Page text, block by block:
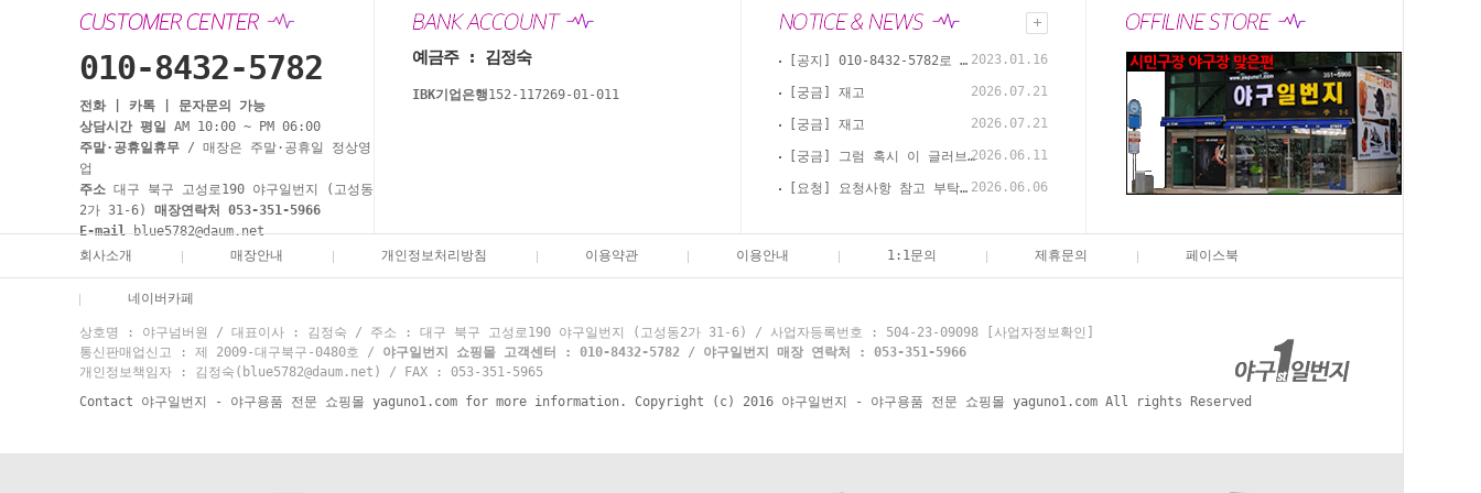
010-8432-5782
전화 | 카톡 | 문자문의 가능
상담시간 평일
AM 10:00 ~ PM 06:00
주말·공휴일휴무 / 매장은 주말·공휴일 정상영
업
주소 대구 북구 고성로190 야구일번지 (고성동
2가 31-6) 매장연락처 053-351-5966
E-mailblue5782@daum.net
예금주 : 김정숙
IBK기업은행152-117269-01-011
[공지] 010-8432-5782로 카톡, 문자, 전화로 문의 부탁드립니다. 2023.01.16
[궁금] 재고 2026.07.21
[궁금] 재고 2026.07.21
[궁금] 그럼 혹시 이 글러브 경식으로 써도 괜찮을까요?2026.06.11
[요청] 요청사항 참고 부탁드립니다 2026.06.06
회사소개 매장안내 개인정보처리방침 이용약관 이용안내 1:1문의 제휴문의 페이스북
네이버카페
상호명 : 야구넘버원 / 대표이사 : 김정숙 / 주소 : 대구 북구 고성로190 야구일번지 (고성동2가 31-6) / 사업자등록번호 : 504-23-09098
[사업자정보확인]
통신판매업신고 : 제 2009-대구북구-0480호 / 야구일번지 쇼핑몰 고객센터 : 010-8432-5782 / 야구일번지 매장 연락처 : 053-351-5966
개인정보책임자 : 김정숙(blue5782@daum.net) / FAX : 053-351-5965
Contact 야구일번지 - 야구용품 전문 쇼핑몰 yaguno1.com for more information. Copyright (c) 2016 야구일번지 - 야구용품 전문 쇼핑몰 yaguno1.com All rights Reserved